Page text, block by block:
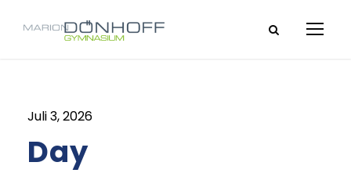
Juli 3, 2026
Day